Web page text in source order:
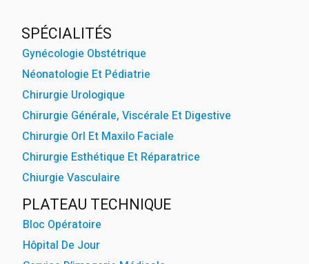
SPÉCIALITÉS
Gynécologie Obstétrique
Néonatologie Et Pédiatrie
Chirurgie Urologique
Chirurgie Générale, Viscérale Et Digestive
Chirurgie Orl Et Maxilo Faciale
Chirurgie Esthétique Et Réparatrice
Chiurgie Vasculaire
PLATEAU TECHNIQUE
Bloc Opératoire
Hôpital De Jour